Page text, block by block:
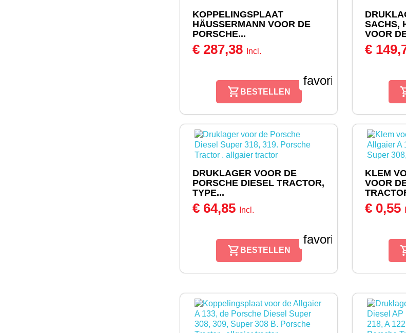
KOPPELINGSPLAAT
HÄUSSERMANN VOOR DE
PORSCHE...
€ 287,38 Incl.
BESTELLEN
favorite_border
SACHS,
VOOR
€
DRUKLAGER VOOR DE
PORSCHE DIESEL TRACTOR,
TYPE...
€ 64,85 Incl.
BESTELLEN
favorite_border
KLEM
VOOR
€ 0,55